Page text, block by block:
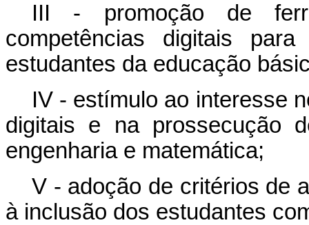
III - promoção de
competências digitais
estudantes da educação
IV - estímulo ao interesse
digitais e na prossecução
engenharia e matemática;
V - adoção de critérios de
à inclusão dos estudantes